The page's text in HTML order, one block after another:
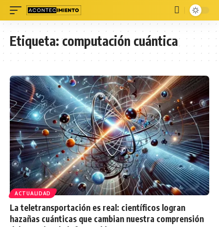
Etiqueta:computación cuántica
ACTUALIDAD
La teletransportación es real: científicos logran
hazañas cuánticas que cambian nuestra comprensión